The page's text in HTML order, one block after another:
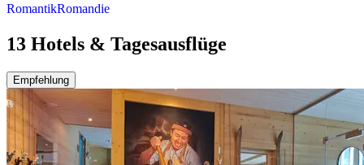
RomantikRomandie
13 Hotels & Tagesausflüge
Empfehlung